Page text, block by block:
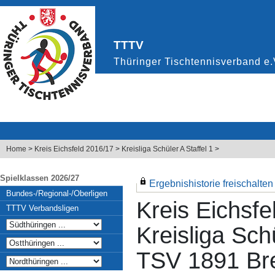
Home > Kreis Eichsfeld 2016/17 > Kreisliga Schüler A Staffel 1 >
Spielklassen 2026/27
Bundes-/Regional-/Oberligen
TTTV Verbandsligen
Ergebnishistorie freischalten
Kreis
Kreisliga
TSV 1891